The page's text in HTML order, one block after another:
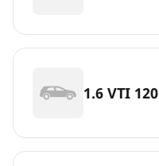
1.6 VTI 120